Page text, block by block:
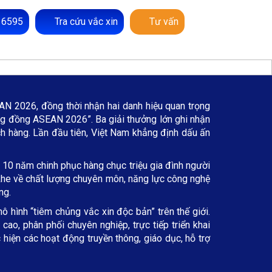
Tra cứu vắc xin Tư vấn
2026, đồng thời nhận hai danh hiệu quan trọng
đồng ASEAN 2026”. Ba giải thưởng lớn ghi nhận
Lần đầu tiên, Việt Nam khẳng định dấu ấn
năm chinh phục hàng chục triệu gia đình người
về chất lượng chuyên môn, năng lực công nghệ
“tiêm chủng vắc xin độc bản” trên thế giới.
phân phối chuyên nghiệp, trực tiếp triển khai
các hoạt động truyền thông, giáo dục, hỗ trợ